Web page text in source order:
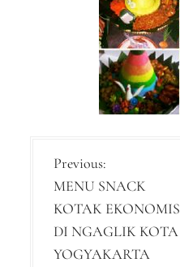
P
o
s
t
Previous:
MENU SNACK
KOTAK EKONOMIS
DI NGAGLIK KOTA
YOGYAKARTA